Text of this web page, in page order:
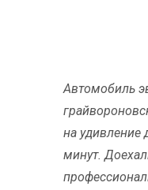
Автомобиль
на удивление
минут.